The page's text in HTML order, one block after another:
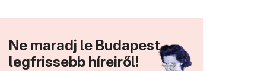
Ne maradj le Budapest
legfrissebb híreiről!